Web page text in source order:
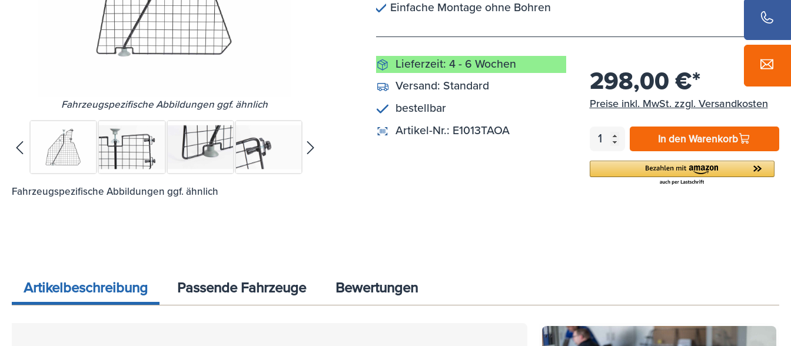
Fahrzeugspezifische Abbildungen ggf. ähnlich
Fahrzeugspezifische Abbildungen ggf. ähnlich
Einfache Montage ohne Bohren
Lieferzeit: 4 - 6 Wochen
Versand: Standard
bestellbar
Artikel-Nr.: E1013TAOA
298,00 €*
Preise inkl. MwSt. zzgl. Versandkosten
In den Warenkorb
Artikelbeschreibung Passende Fahrzeuge Bewertungen